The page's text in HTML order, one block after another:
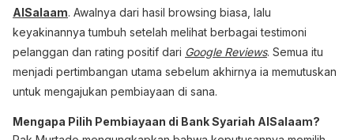
AlSalaam. Awalnya dari hasil browsing biasa, lalu
keyakinannya tumbuh setelah melihat berbagai testimoni
pelanggan dan rating positif dari Google Reviews. Semua itu
menjadi pertimbangan utama sebelum akhirnya ia memutuskan
untuk mengajukan pembiayaan di sana.
Mengapa Pilih Pembiayaan di Bank Syariah AlSalaam?